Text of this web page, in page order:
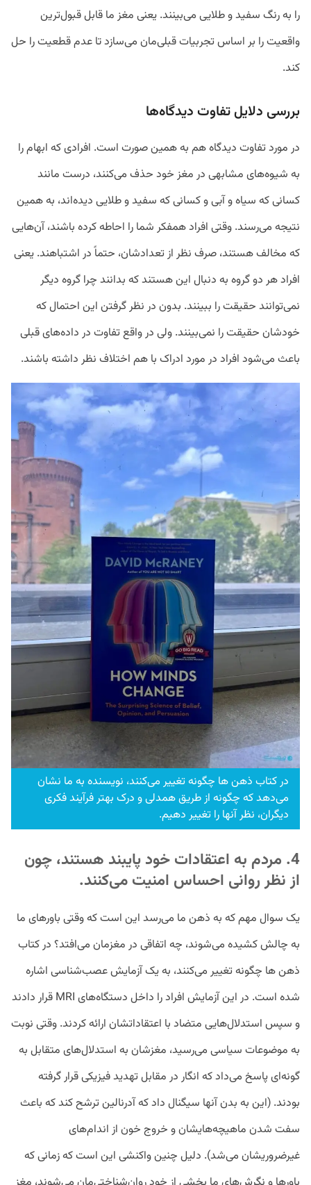
را به رنگ سفید و طلایی می‌بینند. یعنی مغز ما قابل قبول‌ترین
واقعیت را بر اساس تجربیات قبلی‌مان می‌سازد تا عدم قطعیت را حل
کند.
بررسی دلایل تفاوت دیدگاه‌ها
در مورد تفاوت دیدگاه هم به همین صورت است. افرادی که ابهام را
به شیوه‌های مشابهی در مغز خود حذف می‌کنند، درست مانند
کسانی که سیاه و آبی و کسانی که سفید و طلایی دیده‌اند، به همین
نتیجه می‌رسند. وقتی افراد همفکر شما را احاطه کرده باشند، آن‌هایی
که مخالف هستند، صرف نظر از تعدادشان، حتماً در اشتباهند. یعنی
افراد هر دو گروه به دنبال این هستند که بدانند چرا گروه دیگر
نمی‌توانند حقیقت را ببینند. بدون در نظر گرفتن این احتمال که
خودشان حقیقت را نمی‌بینند. ولی در واقع تفاوت در داده‌های قبلی
باعث می‌شود افراد در مورد ادراک با هم اختلاف نظر داشته باشند.
در کتاب ذهن ها چگونه تغییر می‌کنند، نویسنده به ما نشان
می‌دهد که چگونه از طریق همدلی و درک بهتر فرآیند فکری
دیگران، نظر آنها را تغییر دهیم.
4. مردم به اعتقادات خود پایبند هستند، چون
از نظر روانی احساس امنیت می‌کنند.
یک سوال مهم که به ذهن ما می‌رسد این است که وقتی باورهای ما
به چالش کشیده می‌شوند، چه اتفاقی در مغزمان می‌افتد؟ در کتاب
ذهن ها چگونه تغییر می‌کنند، به یک آزمایش عصب‌شناسی اشاره
شده است. در این آزمایش افراد را داخل دستگاه‌های MRI قرار دادند
و سپس استدلال‌هایی متضاد با اعتقاداتشان ارائه کردند. وقتی نوبت
به موضوعات سیاسی می‌رسید، مغزشان به استدلال‌های متقابل به
گونه‌ای پاسخ می‌داد که انگار در مقابل تهدید فیزیکی قرار گرفته
بودند. (این به بدن آنها سیگنال داد که آدرنالین ترشح کند که باعث
سفت شدن ماهیچه‌هایشان و خروج خون از اندام‌های
غیرضروری‎شان می‌شد). دلیل چنین واکنشی این است که زمانی که